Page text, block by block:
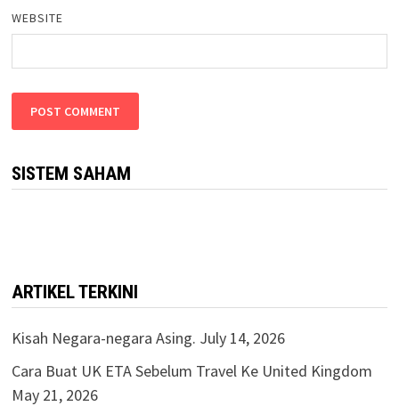
WEBSITE
SISTEM SAHAM
ARTIKEL TERKINI
Kisah Negara-negara Asing. July 14, 2026
Cara Buat UK ETA Sebelum Travel Ke United Kingdom
May 21, 2026